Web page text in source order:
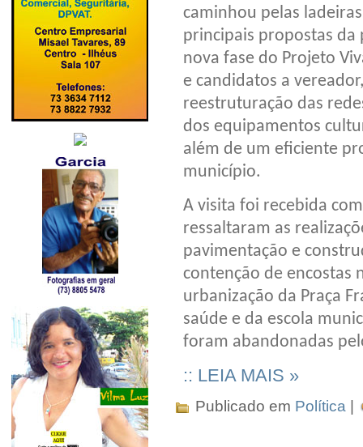
caminhou pelas
principais propostas da
nova fase do Projeto
e candidatos a
reestruturação das
dos equipamentos
além de um eficiente
município.
A visita foi recebida
ressaltaram as
pavimentação e
contenção de encostas
urbanização da Praça
saúde e da escola
foram abandonadas
:: LEIA MAIS »
Publicado em Política |